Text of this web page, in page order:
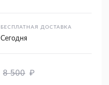
БЕСПЛАТНАЯ ДОСТАВКА
Сегодня
8 500 ₽